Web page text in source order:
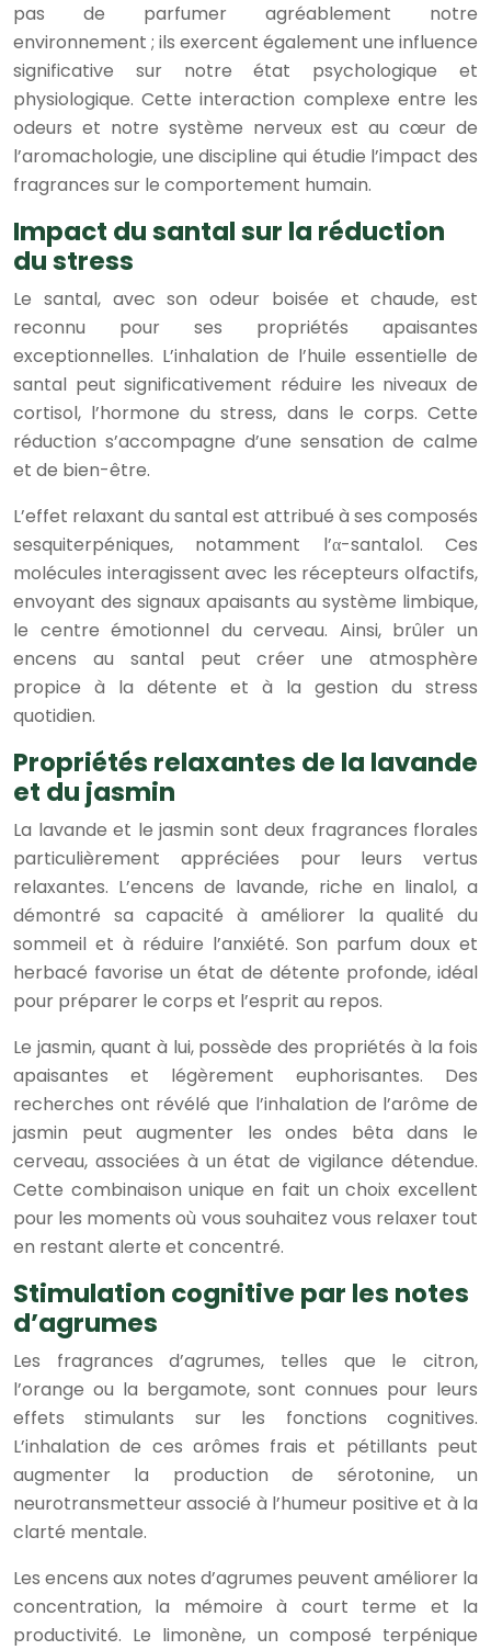
pas de parfumer agréablement notre
environnement ; ils exercent également une influence
significative sur notre état psychologique et
physiologique. Cette interaction complexe entre les
odeurs et notre système nerveux est au cœur de
l’aromachologie, une discipline qui étudie l’impact des
fragrances sur le comportement humain.
Impact du santal sur la réduction
du stress
Le santal, avec son odeur boisée et chaude, est
reconnu pour ses propriétés apaisantes
exceptionnelles. L’inhalation de l’huile essentielle de
santal peut significativement réduire les niveaux de
cortisol, l’hormone du stress, dans le corps. Cette
réduction s’accompagne d’une sensation de calme
et de bien-être.
L’effet relaxant du santal est attribué à ses composés
sesquiterpéniques, notamment l’α-santalol. Ces
molécules interagissent avec les récepteurs olfactifs,
envoyant des signaux apaisants au système limbique,
le centre émotionnel du cerveau. Ainsi, brûler un
encens au santal peut créer une atmosphère
propice à la détente et à la gestion du stress
quotidien.
Propriétés relaxantes de la lavande
et du jasmin
La lavande et le jasmin sont deux fragrances florales
particulièrement appréciées pour leurs vertus
relaxantes. L’encens de lavande, riche en linalol, a
démontré sa capacité à améliorer la qualité du
sommeil et à réduire l’anxiété. Son parfum doux et
herbacé favorise un état de détente profonde, idéal
pour préparer le corps et l’esprit au repos.
Le jasmin, quant à lui, possède des propriétés à la fois
apaisantes et légèrement euphorisantes. Des
recherches ont révélé que l’inhalation de l’arôme de
jasmin peut augmenter les ondes bêta dans le
cerveau, associées à un état de vigilance détendue.
Cette combinaison unique en fait un choix excellent
pour les moments où vous souhaitez vous relaxer tout
en restant alerte et concentré.
Stimulation cognitive par les notes
d’agrumes
Les fragrances d’agrumes, telles que le citron,
l’orange ou la bergamote, sont connues pour leurs
effets stimulants sur les fonctions cognitives.
L’inhalation de ces arômes frais et pétillants peut
augmenter la production de sérotonine, un
neurotransmetteur associé à l’humeur positive et à la
clarté mentale.
Les encens aux notes d’agrumes peuvent améliorer la
concentration, la mémoire à court terme et la
productivité. Le limonène, un composé terpénique